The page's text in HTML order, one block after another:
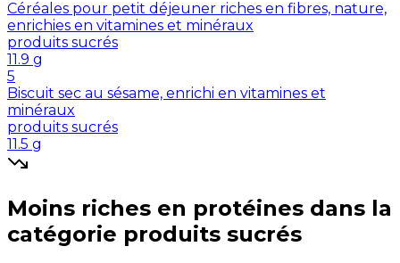
Céréales pour petit déjeuner riches en fibres, nature,
enrichies en vitamines et minéraux
produits sucrés
11.9 g
5
Biscuit sec au sésame, enrichi en vitamines et
minéraux
produits sucrés
11.5 g
Moins riches en protéines dans la
catégorie produits sucrés